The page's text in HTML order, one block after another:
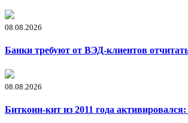
08.08.2026
Банки требуют от ВЭД-клиентов
08.08.2026
Биткоин-кит из 2011 года